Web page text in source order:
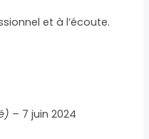
et à l’écoute.
– 7 juin 2024